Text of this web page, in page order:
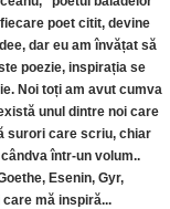
poet citit, devine
dar eu am învățat să
poezie, inspirația se
Noi toți am avut cumva
unul dintre noi care
surori care scriu, chiar
într-un volum..
Esenin, Gyr,
mă inspiră...